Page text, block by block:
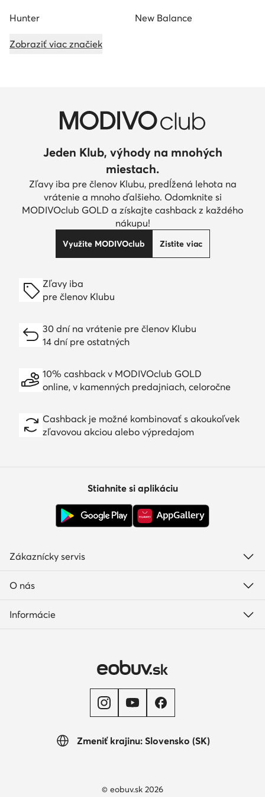
Hunter New Balance
Zobraziť viac značiek
Jeden Klub, výhody na mnohých
miestach.
Zľavy iba pre členov Klubu, predĺžená lehota na
vrátenie a mnoho ďalšieho. Odomknite si
MODIVOclub GOLD a získajte cashback z každého
nákupu!
Využite MODIVOclub Zistite viac
Zľavy iba
pre členov Klubu
30 dní na vrátenie pre členov Klubu
14 dní pre ostatných
10% cashback v MODIVOclub GOLD
online, v kamenných predajniach, celoročne
Cashback je možné kombinovať s akoukoľvek
zľavovou akciou alebo výpredajom
Zmeniť krajinu: Slovensko (SK)
Stiahnite si aplikáciu
Zákaznícky servis
O nás
Informácie
© eobuv.sk 2026